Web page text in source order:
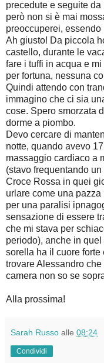
precedute e seguite
però non si è mai
preoccuperei, essendo
Ah giusto! Da piccola
castello, durante le
fare i tuffi in acqua e
per fortuna, nessuna
Quindi attendo con
immagino che ci sia
cose. Spero smorzata
dorme a piombo.
Devo cercare di
notte, quando avevo
massaggio cardiaco a
(stavo frequentando
Croce Rossa in quei
urlare come una
per una paralisi
sensazione di essere
che mi stava per
periodo), anche in
sorella ha il cuore
trovare Alessandro
camera non so se
Alla prossima!
Sarah Russo alle 08:24
Condividi